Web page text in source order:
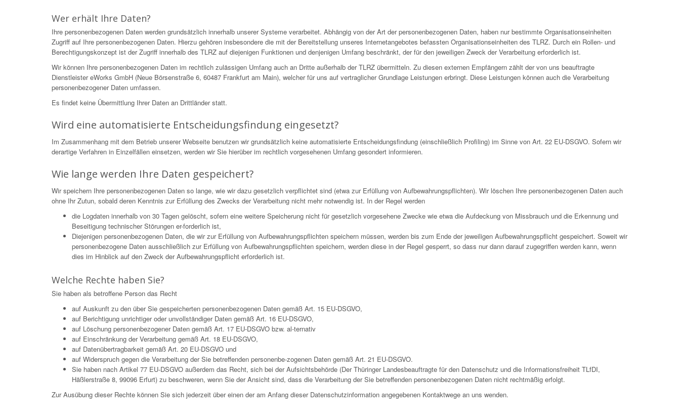
Wer erhält Ihre Daten?
Ihre personenbezogenen Daten werden grundsätzlich innerhalb unserer Systeme verarbeitet. Abhängig von der Art der personenbezogenen Daten, haben nur bestimmte Organisationseinheiten
Zugriff auf Ihre personenbezogenen Daten. Hierzu gehören insbesondere die mit der Bereitstellung unseres Internetangebotes befassten Organisationseinheiten des TLRZ. Durch ein Rollen- und
Berechtigungskonzept ist der Zugriff innerhalb des TLRZ auf diejenigen Funktionen und denjenigen Umfang beschränkt, der für den jeweiligen Zweck der Verarbeitung erforderlich ist.
Wir können Ihre personenbezogenen Daten im rechtlich zulässigen Umfang auch an Dritte außerhalb der TLRZ übermitteln. Zu diesen externen Empfängern zählt der von uns beauftragte
Dienstleister eWorks GmbH (Neue Börsenstraße 6, 60487 Frankfurt am Main), welcher für uns auf vertraglicher Grundlage Leistungen erbringt. Diese Leistungen können auch die Verarbeitung
personenbezogener Daten umfassen.
Es findet keine Übermittlung Ihrer Daten an Drittländer statt.
Wird eine automatisierte Entscheidungsfindung eingesetzt?
Im Zusammenhang mit dem Betrieb unserer Webseite benutzen wir grundsätzlich keine automatisierte Entscheidungsfindung (einschließlich Profiling) im Sinne von Art. 22 EU-DSGVO. Sofern wir
derartige Verfahren in Einzelfällen einsetzen, werden wir Sie hierüber im rechtlich vorgesehenen Umfang gesondert informieren.
Wie lange werden Ihre Daten gespeichert?
Wir speichern Ihre personenbezogenen Daten so lange, wie wir dazu gesetzlich verpflichtet sind (etwa zur Erfüllung von Aufbewahrungspflichten). Wir löschen Ihre personenbezogenen Daten auch
ohne Ihr Zutun, sobald deren Kenntnis zur Erfüllung des Zwecks der Verarbeitung nicht mehr notwendig ist. In der Regel werden
die Logdaten innerhalb von 30 Tagen gelöscht, sofern eine weitere Speicherung nicht für gesetzlich vorgesehene Zwecke wie etwa die Aufdeckung von Missbrauch und die Erkennung und
Beseitigung technischer Störungen er-forderlich ist,
Diejenigen personenbezogenen Daten, die wir zur Erfüllung von Aufbewahrungspflichten speichern müssen, werden bis zum Ende der jeweiligen Aufbewahrungspflicht gespeichert. Soweit wir
personenbezogene Daten ausschließlich zur Erfüllung von Aufbewahrungspflichten speichern, werden diese in der Regel gesperrt, so dass nur dann darauf zugegriffen werden kann, wenn
dies im Hinblick auf den Zweck der Aufbewahrungspflicht erforderlich ist.
Welche Rechte haben Sie?
Sie haben als betroffene Person das Recht
auf Auskunft zu den über Sie gespeicherten personenbezogenen Daten gemäß Art. 15 EU-DSGVO,
auf Berichtigung unrichtiger oder unvollständiger Daten gemäß Art. 16 EU-DSGVO,
auf Löschung personenbezogener Daten gemäß Art. 17 EU-DSGVO bzw. al-ternativ
auf Einschränkung der Verarbeitung gemäß Art. 18 EU-DSGVO,
auf Datenübertragbarkeit gemäß Art. 20 EU-DSGVO und
auf Widerspruch gegen die Verarbeitung der Sie betreffenden personenbe-zogenen Daten gemäß Art. 21 EU-DSGVO.
Sie haben nach Artikel 77 EU-DSGVO außerdem das Recht, sich bei der Aufsichtsbehörde (Der Thüringer Landesbeauftragte für den Datenschutz und die Informationsfreiheit TLfDI,
Häßlerstraße 8, 99096 Erfurt) zu beschweren, wenn Sie der Ansicht sind, dass die Verarbeitung der Sie betreffenden personenbezogenen Daten nicht rechtmäßig erfolgt.
Zur Ausübung dieser Rechte können Sie sich jederzeit über einen der am Anfang dieser Datenschutzinformation angegebenen Kontaktwege an uns wenden.